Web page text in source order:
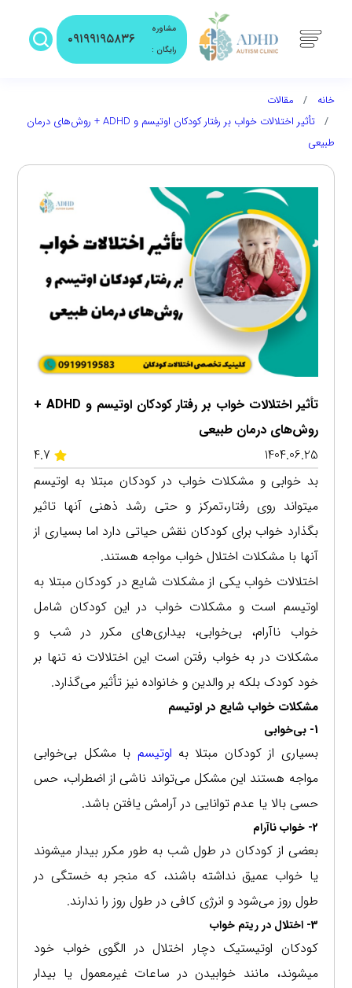
مشاوره
رایگان :
۰۹۱۹۹۱۹۵۸۳۶
خانه
مقالات
تأثیر اختلالات خواب بر رفتار کودکان اوتیسم و ADHD + روش‌های درمان
طبیعی
تأثیر اختلالات خواب بر رفتار کودکان اوتیسم و ADHD +
روش‌های درمان طبیعی
1404.06.25
4.7
بد خوابی و مشکلات خواب در کودکان مبتلا به اوتیسم
میتواند روی رفتار،تمرکز و حتی رشد ذهنی آنها تاثیر
بگذارد خواب برای کودکان نقش حیاتی دارد اما بسیاری از
آنها با مشکلات اختلال خواب مواجه هستند.
اختلالات خواب یکی از مشکلات شایع در کودکان مبتلا به
اوتیسم است و مشکلات خواب در این کودکان شامل
خواب ناآرام، بی‌خوابی، بیداری‌های مکرر در شب و
مشکلات در به خواب رفتن است این اختلالات نه تنها بر
خود کودک بلکه بر والدین و خانواده نیز تأثیر می‌گذارد.
مشکلات خواب شایع در اوتیسم
1- بی‌خوابی
بسیاری از کودکان مبتلا به اوتیسم با مشکل بی‌خوابی
مواجه هستند این مشکل می‌تواند ناشی از اضطراب، حس
حسی بالا یا عدم توانایی در آرامش یافتن باشد.
2- خواب ناآرام
بعضی از کودکان در طول شب به طور مکرر بیدار میشوند
یا خواب عمیق نداشته باشند، که منجر به خستگی در
طول روز می‌شود و انرژی کافی در طول روز را ندارند.
3- اختلال در ریتم خواب
کودکان اوتیستیک دچار اختلال در الگوی خواب خود
میشوند، مانند خوابیدن در ساعات غیرمعمول یا بیدار